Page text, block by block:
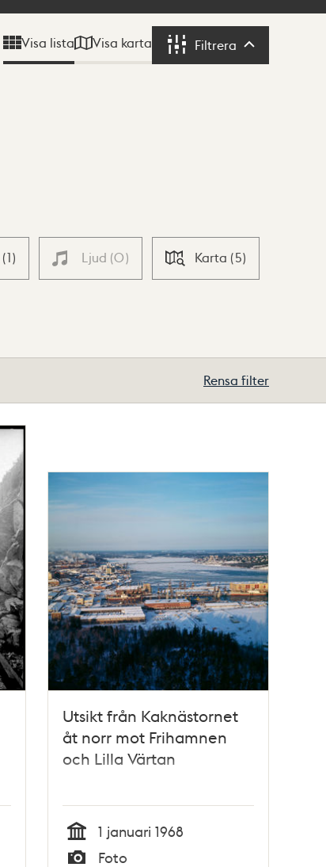
Visa lista Visa karta Filtrera Filtrera
(1) Ljud (0) Karta (5)
Rensa filter
Utsikt från Kaknästornet
åt norr mot Frihamnen
och Lilla Värtan
Tid
1 januari 1968
Foto